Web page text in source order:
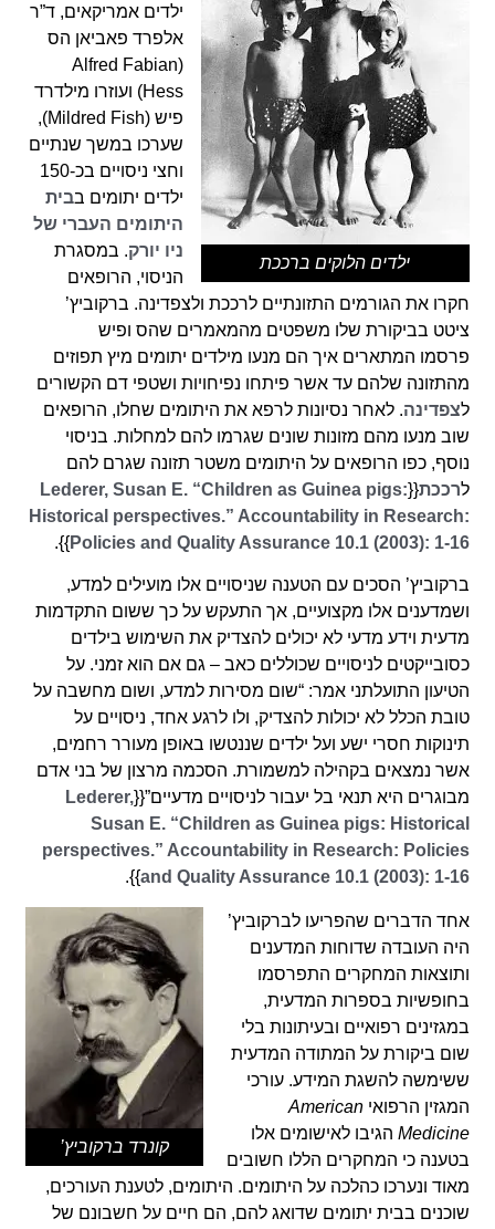
ילדים הלוקים ברככת
ילדים אמריקאים, ד”ר
אלפרד פאביאן הס
(Alfred Fabian
Hess) ועוזרו מילדרד
פיש (Mildred Fish),
שערכו במשך שנתיים
וחצי ניסויים בכ-150
ילדים יתומים בבית
היתומים העברי של
ניו יורק. במסגרת
הניסוי, הרופאים
חקרו את הגורמים התזונתיים לרככת ולצפדינה. ברקוביץ’
ציטט בביקורת שלו משפטים מהמאמרים שהס ופיש
פרסמו המתארים איך הם מנעו מילדים יתומים מיץ תפוזים
מהתזונה שלהם עד אשר פיתחו נפיחויות ושטפי דם הקשורים
לצפדינה. לאחר נסיונות לרפא את היתומים שחלו, הרופאים
שוב מנעו מהם מזונות שונים שגרמו להם למחלות. בניסוי
נוסף, כפו הרופאים על היתומים משטר תזונה שגרם להם
לרככת{{
Lederer, Susan E. “Children as Guinea pigs:
Historical perspectives.” Accountability in Research:
Policies and Quality Assurance 10.1 (2003): 1-16
}}.
ברקוביץ’ הסכים עם הטענה שניסויים אלו מועילים למדע,
ושמדענים אלו מקצועיים, אך התעקש על כך ששום התקדמות
מדעית וידע מדעי לא יכולים להצדיק את השימוש בילדים
כסובייקטים לניסויים שכוללים כאב – גם אם הוא זמני. על
הטיעון התועלתני אמר: “שום מסירות למדע, ושום מחשבה על
טובת הכלל לא יכולות להצדיק, ולו לרגע אחד, ניסויים על
תינוקות חסרי ישע ועל ילדים שננטשו באופן מעורר רחמים,
אשר נמצאים בקהילה למשמורת. הסכמה מרצון של בני אדם
מבוגרים היא תנאי בל יעבור לניסויים מדעיים”{{Lederer,
Susan E. “Children as Guinea pigs: Historical
perspectives.” Accountability in Research: Policies
and Quality Assurance 10.1 (2003): 1-16
}}.
קונרד ברקוביץ’
אחד הדברים שהפריעו לברקוביץ’
היה העובדה שדוחות המדענים
ותוצאות המחקרים התפרסמו
בחופשיות בספרות המדעית,
במגזינים רפואיים ובעיתונות בלי
שום ביקורת על המתודה המדעית
ששימשה להשגת המידע. עורכי
המגזין הרפואיAmerican
Medicine הגיבו לאישומים אלו
בטענה כי המחקרים הללו חשובים
מאוד ונערכו כהלכה על היתומים. היתומים, לטענת העורכים,
שוכנים בבית יתומים שדואג להם, הם חיים על חשבונם של